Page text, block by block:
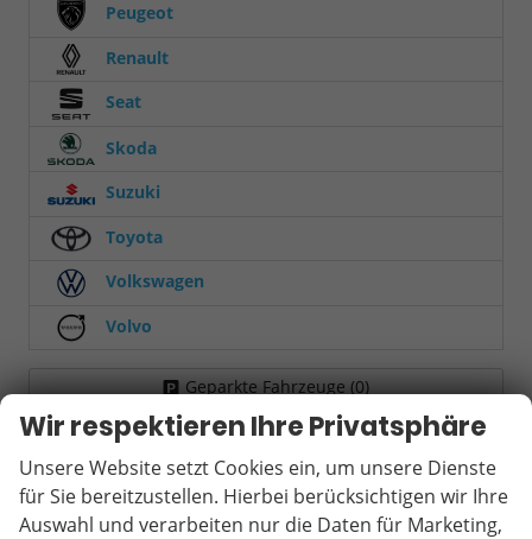
Peugeot
Renault
Seat
Skoda
Suzuki
Toyota
Volkswagen
Volvo
Geparkte Fahrzeuge (0)
Wir respektieren Ihre Privatsphäre
Unsere Website setzt Cookies ein, um unsere Dienste
für Sie bereitzustellen. Hierbei berücksichtigen wir Ihre
Auswahl und verarbeiten nur die Daten für Marketing,